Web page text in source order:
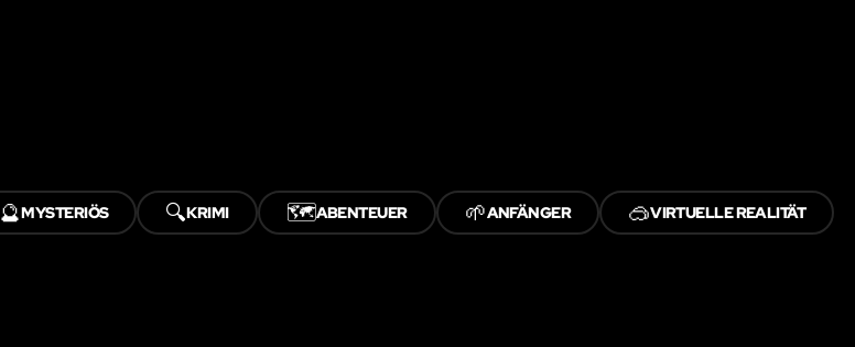
🔮MYSTERIÖS 🔍KRIMI 🗺️ABENTEUER 🌱ANFÄNGER 🥽VIRTUELLE REALITÄT